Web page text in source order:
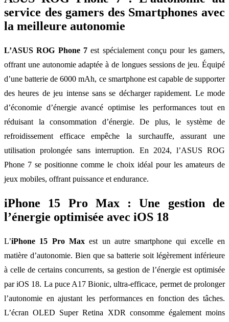
service des gamers des Smartphones avec
la meilleure autonomie
L’ASUS ROG Phone 7 est spécialement conçu pour les gamers,
offrant une autonomie adaptée à de longues sessions de jeu. Équipé
d’une batterie de 6000 mAh, ce smartphone est capable de supporter
des heures de jeu intense sans se décharger rapidement. Le mode
d’économie d’énergie avancé optimise les performances tout en
réduisant la consommation d’énergie. De plus, le système de
refroidissement efficace empêche la surchauffe, assurant une
utilisation prolongée sans interruption. En 2024, l’ASUS ROG
Phone 7 se positionne comme le choix idéal pour les amateurs de
jeux mobiles, offrant puissance et endurance.
iPhone 15 Pro Max : Une gestion de
l’énergie optimisée avec iOS 18
L’iPhone 15 Pro Maxest un autre smartphone qui excelle en
matière d’autonomie. Bien que sa batterie soit légèrement inférieure
à celle de certains concurrents, sa gestion de l’énergie est optimisée
par iOS 18. La puce A17 Bionic, ultra-efficace, permet de prolonger
l’autonomie en ajustant les performances en fonction des tâches.
L’écran OLED Super Retina XDR consomme également moins